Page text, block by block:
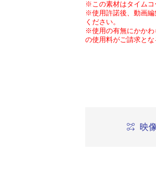
※この素材はタイムコ
※使用許諾後、動画編
ください。
※使用の有無にかかわ
の使用料がご請求とな
映